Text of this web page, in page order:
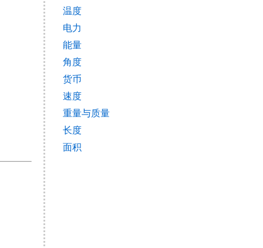
温度
电力
能量
角度
货币
速度
重量与质量
长度
面积